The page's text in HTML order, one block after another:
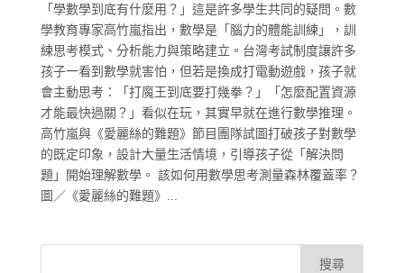
「學數學到底有什麼用？」這是許多學生共同的疑問。數
學教育專家高竹嵐指出，數學是「腦力的體能訓練」，訓
練思考模式、分析能力與策略建立。台灣考試制度讓許多
孩子一看到數學就害怕，但若是換成打電動遊戲，孩子就
會主動思考：「打魔王到底要打幾拳？」「怎麼配置資源
才能最快過關？」看似在玩，其實早就在進行數學推理。
高竹嵐與《愛麗絲的難題》節目團隊試圖打破孩子對數學
的既定印象，設計大量生活情境，引導孩子從「解決問
題」開始理解數學。 該如何用數學思考測量森林覆蓋率？
圖／《愛麗絲的難題》...